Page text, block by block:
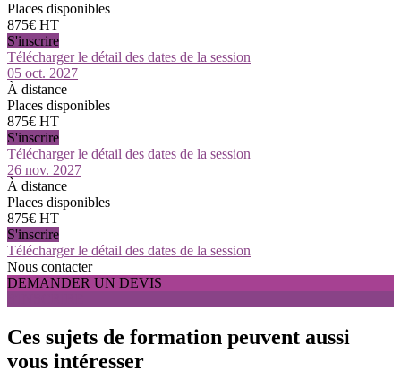
Places disponibles
875€ HT
S'inscrire
Télécharger le détail des dates de la session
05 oct. 2027
À distance
Places disponibles
875€ HT
S'inscrire
Télécharger le détail des dates de la session
26 nov. 2027
À distance
Places disponibles
875€ HT
S'inscrire
Télécharger le détail des dates de la session
Nous contacter
DEMANDER UN DEVIS
Ces sujets de formation peuvent aussi
vous intéresser